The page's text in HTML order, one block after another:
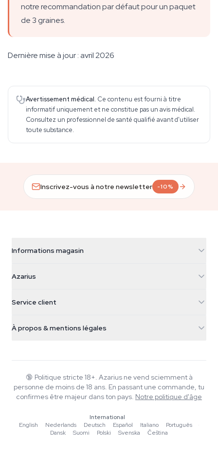
notre recommandation par défaut pour un paquet
de 3 graines.
Dernière mise à jour : avril 2026
Avertissement médical. Ce contenu est fourni à titre
informatif uniquement et ne constitue pas un avis médical.
Consultez un professionnel de santé qualifié avant d'utiliser
toute substance.
Inscrivez-vous à notre newsletter -10%
Informations magasin
Galvaniweg 11
Nederland
+31(0)204897914
Azarius
Smokeshop
Service client
Politique de retour
Politique de confidentialité
À propos & mentions légales
Wiki
Musique
Normes éditoriales
Outils & Calculateurs
🔞 Politique stricte 18+. Azarius ne vend sciemment à
personne de moins de 18 ans. En passant une commande, tu
confirmes être majeur dans ton pays. Notre politique d'âge
International
English
·Nederlands ·Deutsch ·Español ·Italiano ·Português
·
Dansk
·Suomi ·Polski ·Svenska ·Čeština